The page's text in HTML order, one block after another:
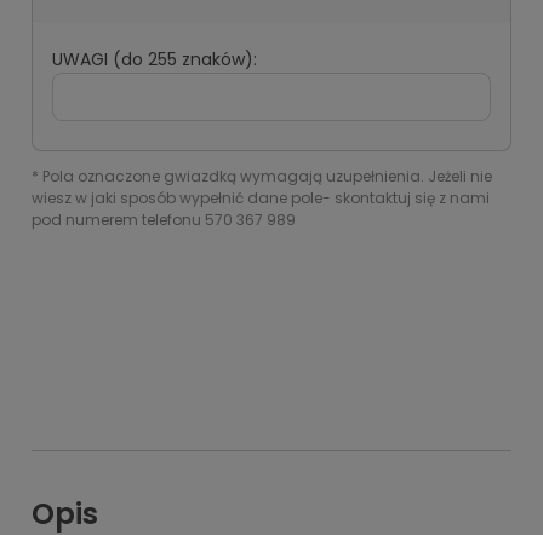
UWAGI (do 255 znaków):
* Pola oznaczone gwiazdką wymagają uzupełnienia. Jeżeli nie
wiesz w jaki sposób wypełnić dane pole- skontaktuj się z nami
pod numerem telefonu 570 367 989
Opis